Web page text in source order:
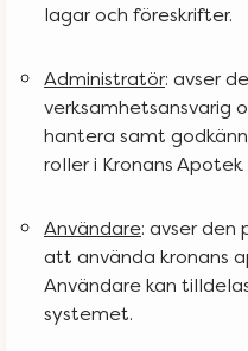
lagar och föreskrifter.
Administratör: avser
verksamhetsansvarig
hantera samt
roller i Kronans
Användare: avser den
att använda kronans
Användare kan
systemet.